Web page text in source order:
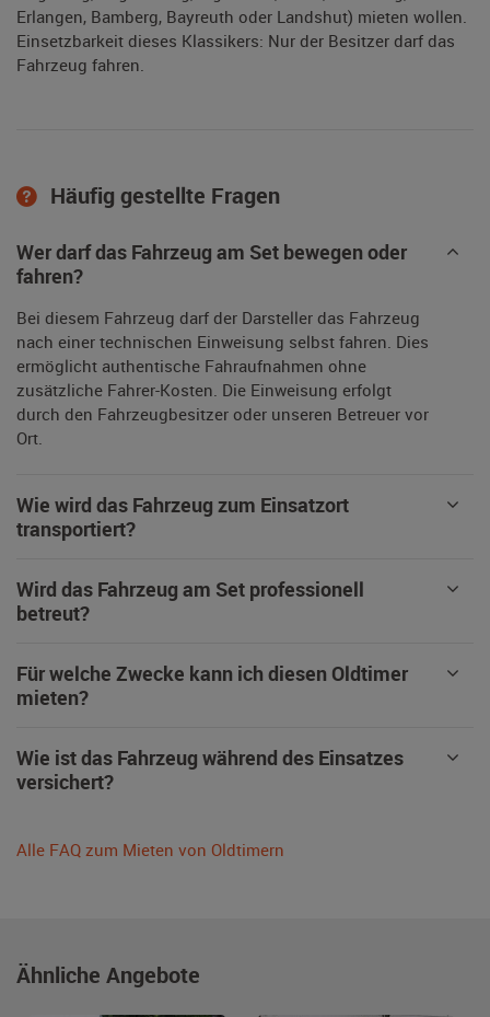
Erlangen, Bamberg, Bayreuth oder Landshut) mieten wollen.
Einsetzbarkeit dieses Klassikers: Nur der Besitzer darf das
Fahrzeug fahren.
Häufig gestellte Fragen
Wer darf das Fahrzeug am Set bewegen oder
fahren?
Bei diesem Fahrzeug darf der Darsteller das Fahrzeug
nach einer technischen Einweisung selbst fahren. Dies
ermöglicht authentische Fahraufnahmen ohne
zusätzliche Fahrer-Kosten. Die Einweisung erfolgt
durch den Fahrzeugbesitzer oder unseren Betreuer vor
Ort.
Wie wird das Fahrzeug zum Einsatzort
transportiert?
Wird das Fahrzeug am Set professionell
betreut?
Für welche Zwecke kann ich diesen Oldtimer
mieten?
Wie ist das Fahrzeug während des Einsatzes
versichert?
Alle FAQ zum Mieten von Oldtimern
Ähnliche Angebote